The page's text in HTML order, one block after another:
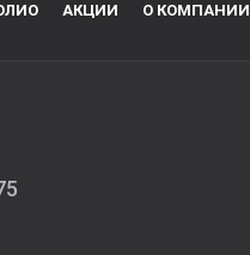
АКЦИИ О КОМПАНИИ